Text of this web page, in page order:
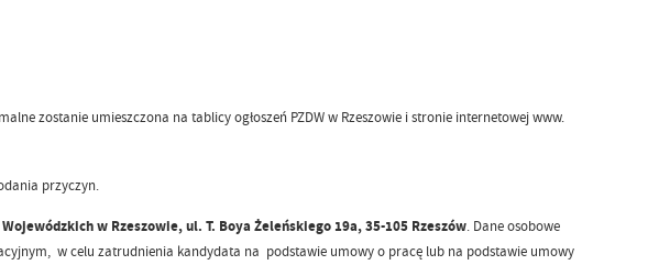
zostanie umieszczona na tablicy ogłoszeń PZDW w Rzeszowie i stronie internetowej www.
przyczyn.
w Rzeszowie, ul. T. Boya Żeleńskiego 19a, 35-105 Rzeszów. Dane osobowe
w celu zatrudnienia kandydata na podstawie umowy o pracę lub na podstawie umowy